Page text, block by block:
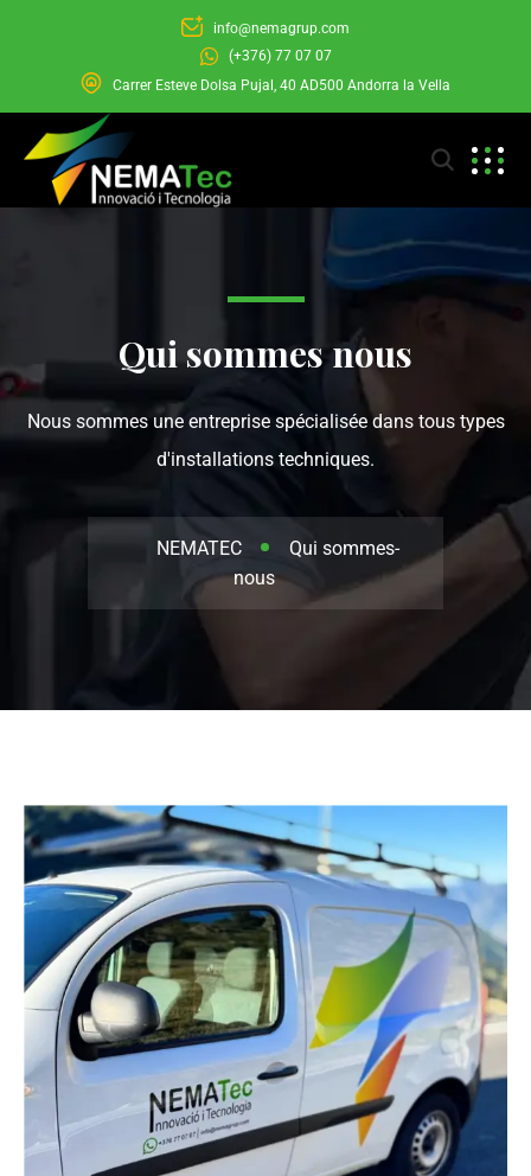
info@nemagrup.com
(+376) 77 07 07
Carrer Esteve Dolsa Pujal, 40 AD500 Andorra la Vella
Qui sommes nous
Nous sommes une entreprise spécialisée dans tous types
d'installations techniques.
NEMATEC
Qui sommes-
nous